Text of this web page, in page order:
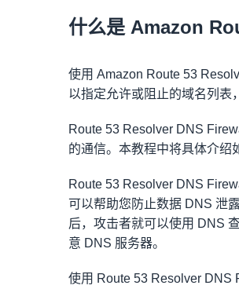
什么是 Amazon
使用 Amazon Route 53
以指定允许或阻止的域名列表
Route 53 Resolver DNS
的通信。本教程中将具体介绍
Route 53 Resolver DNS
可以帮助您防止数据 DNS 泄
后，攻击者就可以使用 DNS
意 DNS 服务器。
使用 Route 53 Resolver DNS